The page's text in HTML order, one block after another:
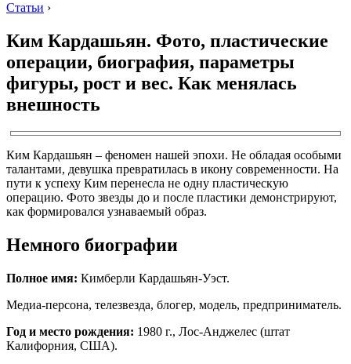
Статьи ›
Ким Кардашьян. Фото, пластические
операции, биография, параметры
фигуры, рост и вес. Как менялась
внешность
Ким Кардашьян – феномен нашей эпохи. Не обладая особыми
талантами, девушка превратилась в икону современности. На
пути к успеху Ким перенесла не одну пластическую
операцию. Фото звезды до и после пластики демонстрируют,
как формировался узнаваемый образ.
Немного биографии
Полное имя: Кимберли Кардашьян-Уэст.
Медиа-персона, телезвезда, блогер, модель, предприниматель.
Год и место рождения: 1980 г., Лос-Анджелес (штат
Калифорния, США).